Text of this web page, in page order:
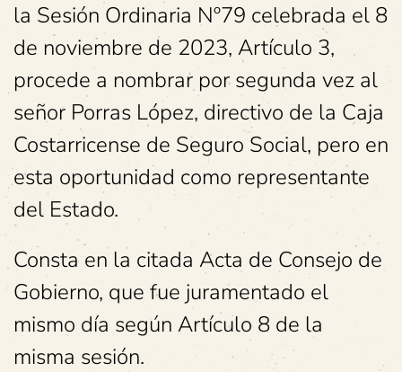
la Sesión Ordinaria Nº79 celebrada el 8
de noviembre de 2023, Artículo 3,
procede a nombrar por segunda vez al
señor Porras López, directivo de la Caja
Costarricense de Seguro Social, pero en
esta oportunidad como representante
del Estado.
Consta en la citada Acta de Consejo de
Gobierno, que fue juramentado el
mismo día según Artículo 8 de la
misma sesión.